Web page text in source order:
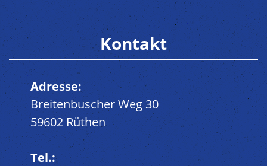
Kontakt
Adresse:
Breitenbuscher Weg 30
59602 Rüthen
Tel.: